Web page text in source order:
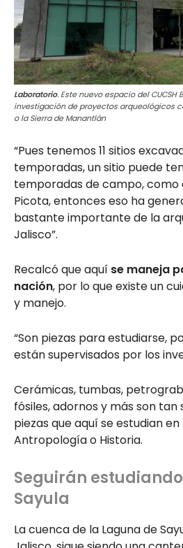
Laboratorio. Este nuevo espacio del
investigación de proyectos arqueológicos
o la Sierra de Manantlán
“Pues tenemos 11 sitios
temporadas, un sitio puede
temporadas de campo, como
Picota, entonces eso ha
bastante importante de la
Jalisco”.
Recalcó que aquí se maneja
nación, por lo que existe un
y manejo.
“Son piezas para estudiarse,
están supervisados por los
Cerámicas, tumbas,
fósiles, adornos y más son
piezas que aquí se estudian
Antropología o Historia.
Seguirán
Sayula
La cuenca de la Laguna de